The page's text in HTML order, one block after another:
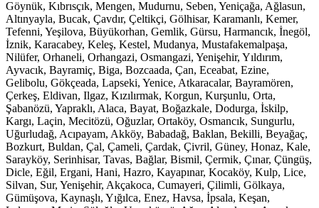
Göynük, Kıbrısçık, Mengen, Mudurnu, Seben, Yeniçağa, Ağlasun,
Altınyayla, Bucak, Çavdır, Çeltikçi, Gölhisar, Karamanlı, Kemer,
Tefenni, Yeşilova, Büyükorhan, Gemlik, Gürsu, Harmancık, İnegöl,
İznik, Karacabey, Keleş, Kestel, Mudanya, Mustafakemalpaşa,
Nilüfer, Orhaneli, Orhangazi, Osmangazi, Yenişehir, Yıldırım,
Ayvacık, Bayramiç, Biga, Bozcaada, Çan, Eceabat, Ezine,
Gelibolu, Gökçeada, Lapseki, Yenice, Atkaracalar, Bayramören,
Çerkeş, Eldivan, Ilgaz, Kızılırmak, Korgun, Kurşunlu, Orta,
Şabanözü, Yapraklı, Alaca, Bayat, Boğazkale, Dodurga, İskilp,
Kargı, Laçin, Mecitözü, Oğuzlar, Ortaköy, Osmancık, Sungurlu,
Uğurludağ, Acıpayam, Akköy, Babadağ, Baklan, Bekilli, Beyağaç,
Bozkurt, Buldan, Çal, Çameli, Çardak, Çivril, Güney, Honaz, Kale,
Sarayköy, Serinhisar, Tavas, Bağlar, Bismil, Çermik, Çınar, Çüngüş,
Dicle, Eğil, Ergani, Hani, Hazro, Kayapınar, Kocaköy, Kulp, Lice,
Silvan, Sur, Yenişehir, Akçakoca, Cumayeri, Çilimli, Gölkaya,
Gümüşova, Kaynaşlı, Yığılca, Enez, Havsa, İpsala, Keşan,